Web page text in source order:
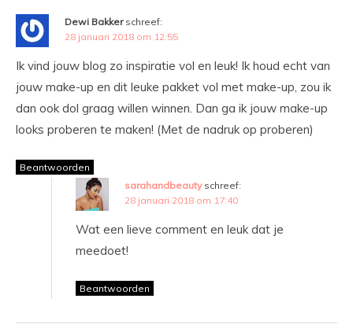
Dewi Bakker schreef:
28 januari 2018 om 12:55
Ik vind jouw blog zo inspiratie vol en leuk! Ik houd echt van
jouw make-up en dit leuke pakket vol met make-up, zou ik
dan ook dol graag willen winnen. Dan ga ik jouw make-up
looks proberen te maken! (Met de nadruk op proberen)
Beantwoorden
sarahandbeauty schreef:
28 januari 2018 om 17:40
Wat een lieve comment en leuk dat je
meedoet!
Beantwoorden